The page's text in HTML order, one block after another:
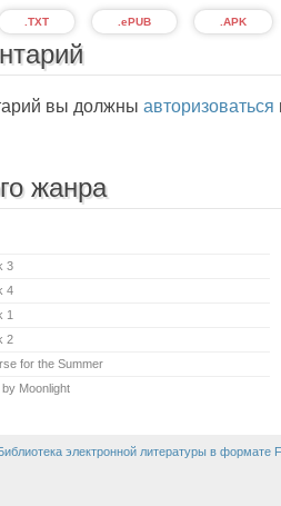
.APK
.ePUB
.TXT
вы должны авторизоваться
жанра
3
4
1
2
for the Summer
Moonlight
электронной литературы в формате